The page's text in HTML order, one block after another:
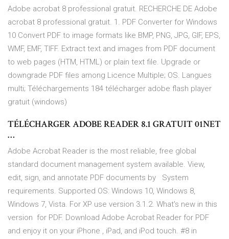
Adobe acrobat 8 professional gratuit. RECHERCHE DE Adobe
acrobat 8 professional gratuit. 1. PDF Converter for Windows
10 Convert PDF to image formats like BMP, PNG, JPG, GIF, EPS,
WMF, EMF, TIFF. Extract text and images from PDF document
to web pages (HTM, HTML) or plain text file. Upgrade or
downgrade PDF files among Licence Multiple; OS. Langues
multi; Téléchargements 184 télécharger adobe flash player
gratuit (windows)
TÉLÉCHARGER ADOBE READER 8.1 GRATUIT 01NET
…
Adobe Acrobat Reader is the most reliable, free global
standard document management system available. View,
edit, sign, and annotate PDF documents by System
requirements. Supported OS: Windows 10, Windows 8,
Windows 7, Vista. For XP use version 3.1.2. What's new in this
version for PDF. Download Adobe Acrobat Reader for PDF
and enjoy it on your iPhone , iPad, and iPod touch. #8 in